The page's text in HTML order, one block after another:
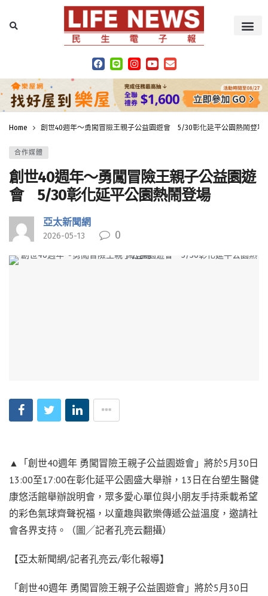
Home 創世40週年～勇闖冒險王親子公益園遊會 5/30彰化延平公園熱鬧登場
合作媒體
創世40週年～勇闖冒險王親子公益園遊
會 5/30彰化延平公園熱鬧登場
亞太新聞網
2026-05-13 0
▲「創世40週年 勇闖冒險王親子公益園遊會」將於5月30日
13:00至17:00在彰化延平公園盛大舉辦，13日在台塑生醫健
康悠活館舉辦說明會，眾多愛心單位與小朋友手持乘載希望
的彩色氣球齊聲祝福，以童趣與歡樂傳遞公益溫度，邀請社
會各界支持。（圖╱記者孔亮云翻攝）
【亞太新聞網/記者孔亮云/彰化報導】
「創世40週年 勇闖冒險王親子公益園遊會」將於5月30日